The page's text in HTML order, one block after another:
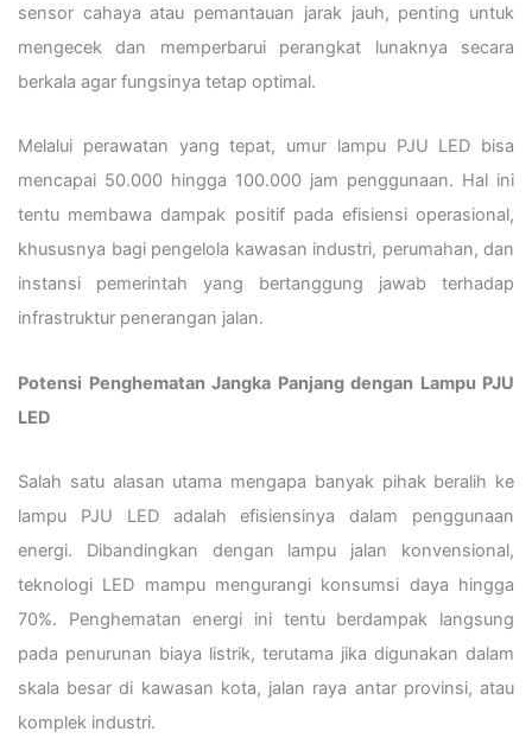
sensor cahaya atau pemantauan jarak jauh, penting untuk
mengecek dan memperbarui perangkat lunaknya secara
berkala agar fungsinya tetap optimal.
Melalui perawatan yang tepat, umur lampu PJU LED bisa
mencapai 50.000 hingga 100.000 jam penggunaan. Hal ini
tentu membawa dampak positif pada efisiensi operasional,
khususnya bagi pengelola kawasan industri, perumahan, dan
instansi pemerintah yang bertanggung jawab terhadap
infrastruktur penerangan jalan.
Potensi Penghematan Jangka Panjang dengan Lampu PJU
LED
Salah satu alasan utama mengapa banyak pihak beralih ke
lampu PJU LED adalah efisiensinya dalam penggunaan
energi. Dibandingkan dengan lampu jalan konvensional,
teknologi LED mampu mengurangi konsumsi daya hingga
70%. Penghematan energi ini tentu berdampak langsung
pada penurunan biaya listrik, terutama jika digunakan dalam
skala besar di kawasan kota, jalan raya antar provinsi, atau
komplek industri.